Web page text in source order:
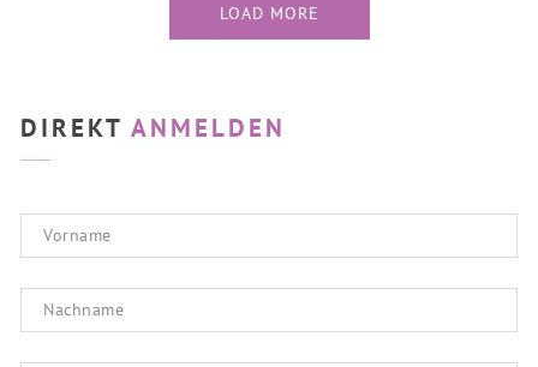
LOAD MORE
DIREKT ANMELDEN